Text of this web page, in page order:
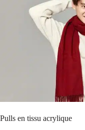
Pulls en tissu acrylique